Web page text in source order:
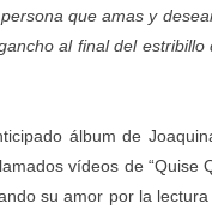
que amas y
al final del
álbum de
vídeos de “Quise
su amor por la